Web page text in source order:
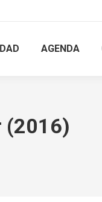
AGENDA
(2016)